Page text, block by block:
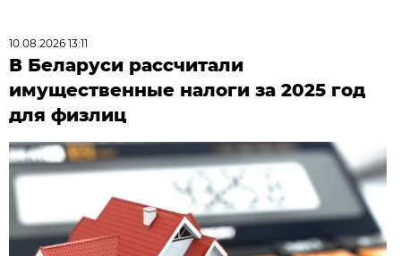
10.08.2026 13:11
В Беларуси рассчитали
имущественные налоги за 2025 год
для физлиц